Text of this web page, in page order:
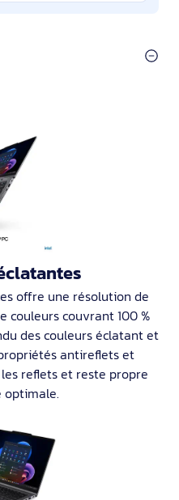
offre une résolution de
couleurs couvrant 100 %
des couleurs éclatant et
antireflets et
reflets et reste propre
optimale.